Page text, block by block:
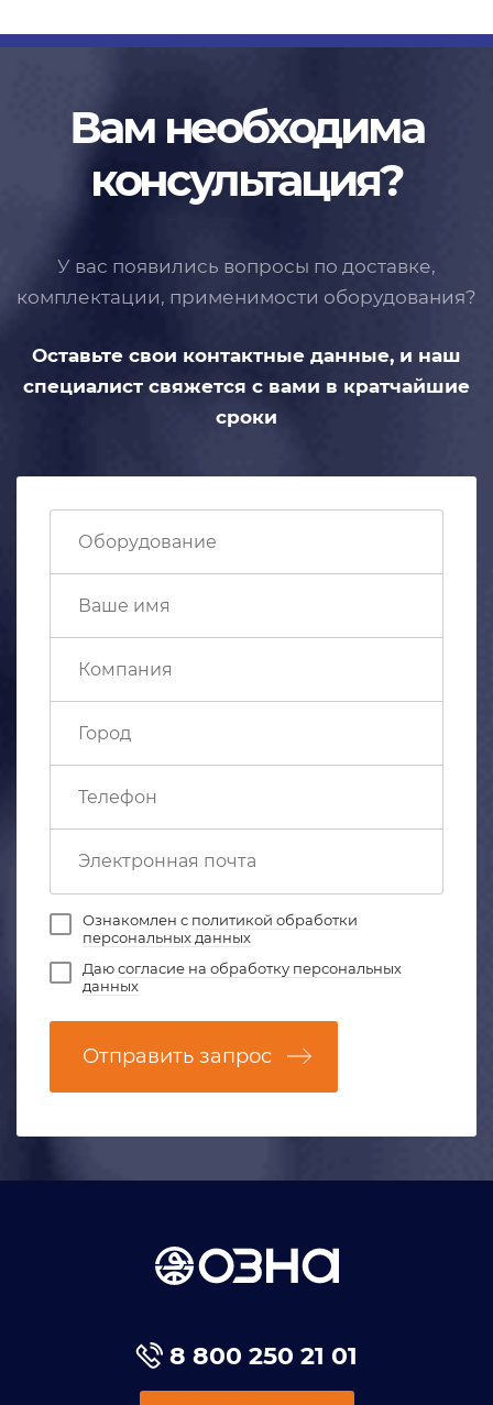
Вам необходима
консультация?
У вас появились вопросы по доставке,
комплектации, применимости оборудования?
Оставьте свои контактные данные, и наш
специалист свяжется с вами в кратчайшие
сроки
Ознакомлен с политикой обработки
персональных данных
Даюсогласие на обработку персональных
данных
Отправить запрос
8 800 250 21 01